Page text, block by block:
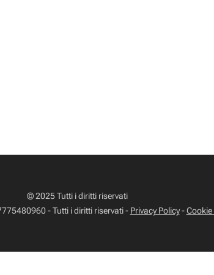
© 2025 Tutti i diritti riservati
- Tutti i diritti riservati - Privacy Policy-Cookie